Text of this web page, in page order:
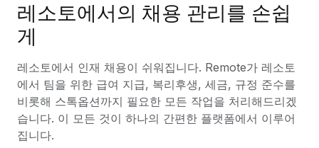
글로벌 급여
규정을 준수하며 급여 지급을 손쉽게 처리
기록상 고용주(EOR)
법인 설립 비용 없이 전 세계로 사업을 확장
솔루션
글로벌 서비스 제공
국가별 정보
국가별 글로벌 채용 지원 알아보기
미국 주별 정보
리소스
도구 및 계산기
요금
레소토에서의 채용 관리를 손쉽
게
레소토에서 인재 채용이 쉬워집니다. Remote가 레소토
에서 팀을 위한 급여 지급, 복리후생, 세금, 규정 준수를
비롯해 스톡옵션까지 필요한 모든 작업을 처리해드리겠
습니다. 이 모든 것이 하나의 간편한 플랫폼에서 이루어
집니다.